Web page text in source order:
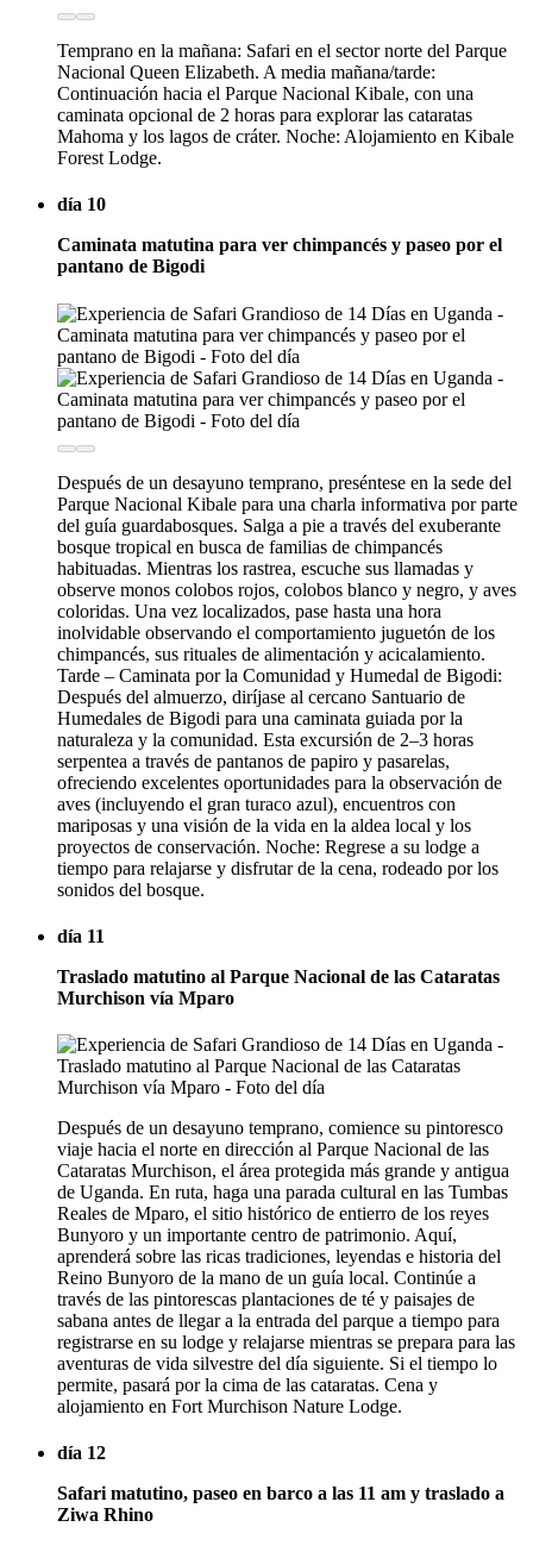
Temprano en la mañana: Safari en el sector norte del Parque
Nacional Queen Elizabeth. A media mañana/tarde:
Continuación hacia el Parque Nacional Kibale, con una
caminata opcional de 2 horas para explorar las cataratas
Mahoma y los lagos de cráter. Noche: Alojamiento en Kibale
Forest Lodge.
día 10
Caminata matutina para ver chimpancés y paseo por el
pantano de Bigodi
Después de un desayuno temprano, preséntese en la sede del
Parque Nacional Kibale para una charla informativa por parte
del guía guardabosques. Salga a pie a través del exuberante
bosque tropical en busca de familias de chimpancés
habituadas. Mientras los rastrea, escuche sus llamadas y
observe monos colobos rojos, colobos blanco y negro, y aves
coloridas. Una vez localizados, pase hasta una hora
inolvidable observando el comportamiento juguetón de los
chimpancés, sus rituales de alimentación y acicalamiento.
Tarde – Caminata por la Comunidad y Humedal de Bigodi:
Después del almuerzo, diríjase al cercano Santuario de
Humedales de Bigodi para una caminata guiada por la
naturaleza y la comunidad. Esta excursión de 2–3 horas
serpentea a través de pantanos de papiro y pasarelas,
ofreciendo excelentes oportunidades para la observación de
aves (incluyendo el gran turaco azul), encuentros con
mariposas y una visión de la vida en la aldea local y los
proyectos de conservación. Noche: Regrese a su lodge a
tiempo para relajarse y disfrutar de la cena, rodeado por los
sonidos del bosque.
día 11
Traslado matutino al Parque Nacional de las Cataratas
Murchison vía Mparo
Después de un desayuno temprano, comience su pintoresco
viaje hacia el norte en dirección al Parque Nacional de las
Cataratas Murchison, el área protegida más grande y antigua
de Uganda. En ruta, haga una parada cultural en las Tumbas
Reales de Mparo, el sitio histórico de entierro de los reyes
Bunyoro y un importante centro de patrimonio. Aquí,
aprenderá sobre las ricas tradiciones, leyendas e historia del
Reino Bunyoro de la mano de un guía local. Continúe a
través de las pintorescas plantaciones de té y paisajes de
sabana antes de llegar a la entrada del parque a tiempo para
registrarse en su lodge y relajarse mientras se prepara para las
aventuras de vida silvestre del día siguiente. Si el tiempo lo
permite, pasará por la cima de las cataratas. Cena y
alojamiento en Fort Murchison Nature Lodge.
día 12
Safari matutino, paseo en barco a las 11 am y traslado a
Ziwa Rhino